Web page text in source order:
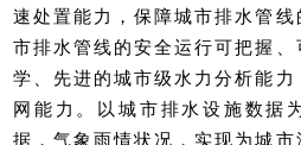
速处置能力，保障城市排水管
市排水管线的安全运行可把握
学、先进的城市级水力分析能
网能力。以城市排水设施数据
据，气象雨情状况，实现为城